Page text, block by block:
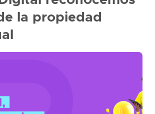
la propiedad